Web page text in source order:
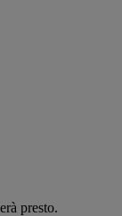
presto.